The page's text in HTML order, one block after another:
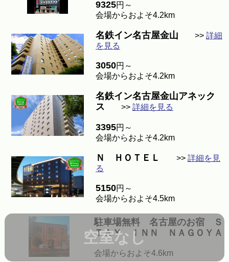
9325円～
会場からおよそ4.2km
名鉄イン名古屋金山 >> 詳細
を見る
3050円～
会場からおよそ4.2km
名鉄イン名古屋金山アネック
ス >> 詳細を見る
3395円～
会場からおよそ4.2km
Ｎ ＨＯＴＥＬ >> 詳細を見
る
5150円～
会場からおよそ4.5km
空室なし
駐車場無料 名古屋のお宿 Ｓ
ＴＡＹ ＩＮＮ ＮＡＧＯＹＡ
会場からおよそ4.6km